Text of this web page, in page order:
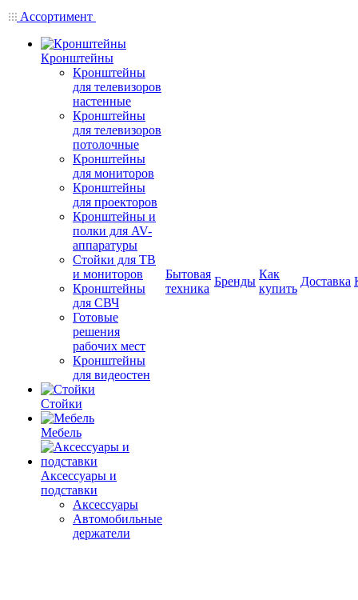
Ассортимент
Кронштейны
Кронштейны
для телевизоров
настенные
Кронштейны
для телевизоров
потолочные
Кронштейны
для мониторов
Кронштейны
для проекторов
Кронштейны и
полки для AV-
аппаратуры
Стойки для ТВ
и мониторов
Кронштейны
для СВЧ
Готовые
решения
рабочих мест
Кронштейны
для видеостен
Стойки
Мебель
Аксессуары и
подставки
Аксессуары
Автомобильные
держатели
Бытовая
техника
Бренды
Как
купить
Доставка